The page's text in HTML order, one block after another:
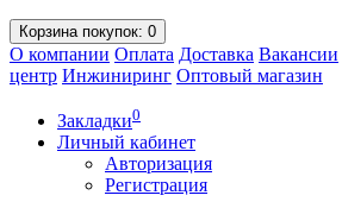
Корзинапокупок: 0
О компании Оплата Доставка Вакансии
центр Инжиниринг Оптовый магазин
Закладки0
Личный кабинет
Авторизация
Регистрация